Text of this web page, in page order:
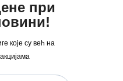
при
које су већ на